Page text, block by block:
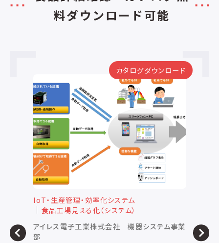
料ダウンロード可能
カタログダウンロード
IoT・生産管理・効率化システム
食品工場見える化（システム）
アイレス電子工業株式会社 機器システム事業
部